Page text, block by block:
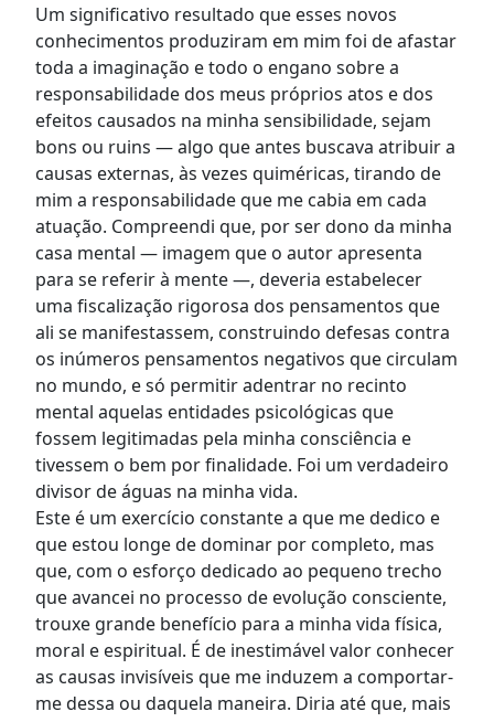
Um significativo resultado que esses novos
conhecimentos produziram em mim foi de afastar
toda a imaginação e todo o engano sobre a
responsabilidade dos meus próprios atos e dos
efeitos causados na minha sensibilidade, sejam
bons ou ruins — algo que antes buscava atribuir a
causas externas, às vezes quiméricas, tirando de
mim a responsabilidade que me cabia em cada
atuação. Compreendi que, por ser dono da minha
casa mental — imagem que o autor apresenta
para se referir à mente —, deveria estabelecer
uma fiscalização rigorosa dos pensamentos que
ali se manifestassem, construindo defesas contra
os inúmeros pensamentos negativos que circulam
no mundo, e só permitir adentrar no recinto
mental aquelas entidades psicológicas que
fossem legitimadas pela minha consciência e
tivessem o bem por finalidade. Foi um verdadeiro
divisor de águas na minha vida.
Este é um exercício constante a que me dedico e
que estou longe de dominar por completo, mas
que, com o esforço dedicado ao pequeno trecho
que avancei no processo de evolução consciente,
trouxe grande benefício para a minha vida física,
moral e espiritual. É de inestimável valor conhecer
as causas invisíveis que me induzem a comportar-
me dessa ou daquela maneira. Diria até que, mais